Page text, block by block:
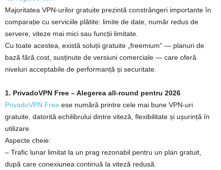
Majoritatea VPN‑urilor gratuite prezintă constrângeri importante în
comparație cu serviciile plătite: limite de date, număr redus de
servere, viteze mai mici sau funcții limitate.
Cu toate acestea, există soluții gratuite „freemium” — planuri de
bază fără cost, susținute de versiuni comerciale — care oferă
niveluri acceptabile de performanță și securitate.
1. PrivadoVPN Free – Alegerea all‑round pentru 2026
PrivadoVPN Free ese numără printre cele mai bune VPN-uri
gratuite, datorită echilibrului dintre viteză, flexibilitate și ușurință în
utilizare.
Aspecte cheie:
– Trafic lunar limitat la un prag rezonabil pentru un plan gratuit,
după care conexiunea continuă la viteză redusă.